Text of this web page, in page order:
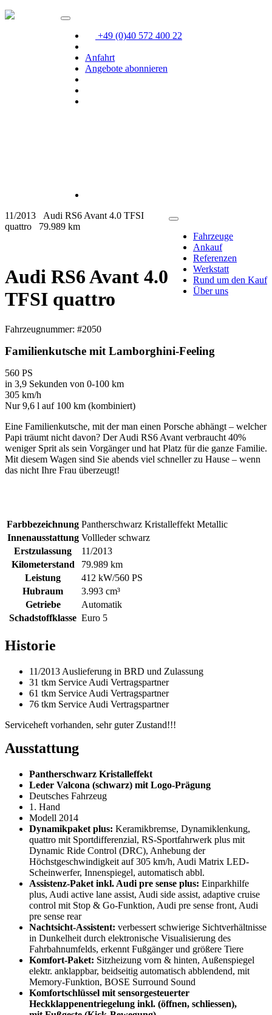
+49 (0)40 572 400 22
Anfahrt
Angebote abonnieren
Fahrzeuge
Ankauf
Referenzen
Werkstatt
Rund um den Kauf
Über uns
11/2013
Audi RS6 Avant 4.0 TFSI
quattro
79.989 km
Audi RS6 Avant 4.0
TFSI quattro
Fahrzeugnummer: #2050
Familienkutsche mit Lamborghini-Feeling
560 PS
in 3,9 Sekunden von 0-100 km
305 km/h
Nur 9,6 l auf 100 km (kombiniert)
Eine Familienkutsche, mit der man einen Porsche abhängt – welcher
Papi träumt nicht davon? Der Audi RS6 Avant verbraucht 40%
weniger Sprit als sein Vorgänger und hat Platz für die ganze Familie.
Mit diesem Wagen sind Sie abends viel schneller zu Hause – wenn
das nicht Ihre Frau überzeugt!
Farbbezeichnung Pantherschwarz Kristalleffekt Metallic
Innenausstattung Vollleder schwarz
Erstzulassung
11/2013
Kilometerstand
79.989 km
Leistung
412 kW/560 PS
Hubraum
3.993 cm³
Getriebe
Automatik
Schadstoffklasse Euro 5
Historie
11/2013 Auslieferung in BRD und Zulassung
31 tkm Service Audi Vertragspartner
61 tkm Service Audi Vertragspartner
76 tkm Service Audi Vertragspartner
Serviceheft vorhanden, sehr guter Zustand!!!
Ausstattung
Pantherschwarz Kristalleffekt
Leder Valcona (schwarz) mit Logo-Prägung
Deutsches Fahrzeug
1. Hand
Modell 2014
Dynamikpaket plus: Keramikbremse, Dynamiklenkung,
quattro mit Sportdifferenzial, RS-Sportfahrwerk plus mit
Dynamic Ride Control (DRC), Anhebung der
Höchstgeschwindigkeit auf 305 km/h, Audi Matrix LED-
Scheinwerfer, Innenspiegel, automatisch abbl.
Assistenz-Paket inkl. Audi pre sense plus: Einparkhilfe
plus, Audi active lane assist, Audi side assist, adaptive cruise
control mit Stop & Go-Funktion, Audi pre sense front, Audi
pre sense rear
Nachtsicht-Assistent: verbessert schwierige Sichtverhältnisse
in Dunkelheit durch elektronische Visualisierung des
Fahrbahnumfelds, erkennt Fußgänger und größere Tiere
Komfort-Paket: Sitzheizung vorn & hinten, Außenspiegel
elektr. anklappbar, beidseitig automatisch abblendend, mit
Memory-Funktion, BOSE Surround Sound
Komfortschlüssel mit sensorgesteuerter
Heckklappenentriegelung inkl. (öffnen, schliessen),